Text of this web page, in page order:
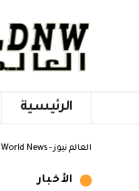
الرئيسية
العالم نيوز - World News
الأخبار